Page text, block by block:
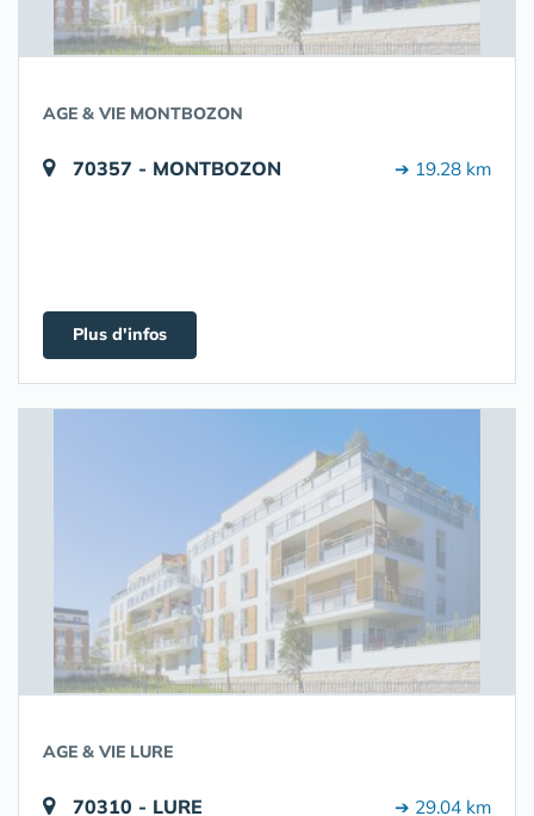
AGE & VIE MONTBOZON
70357 - MONTBOZON ➔ 19.28 km
Plus d'infos
AGE & VIE LURE
70310 - LURE ➔ 29.04 km